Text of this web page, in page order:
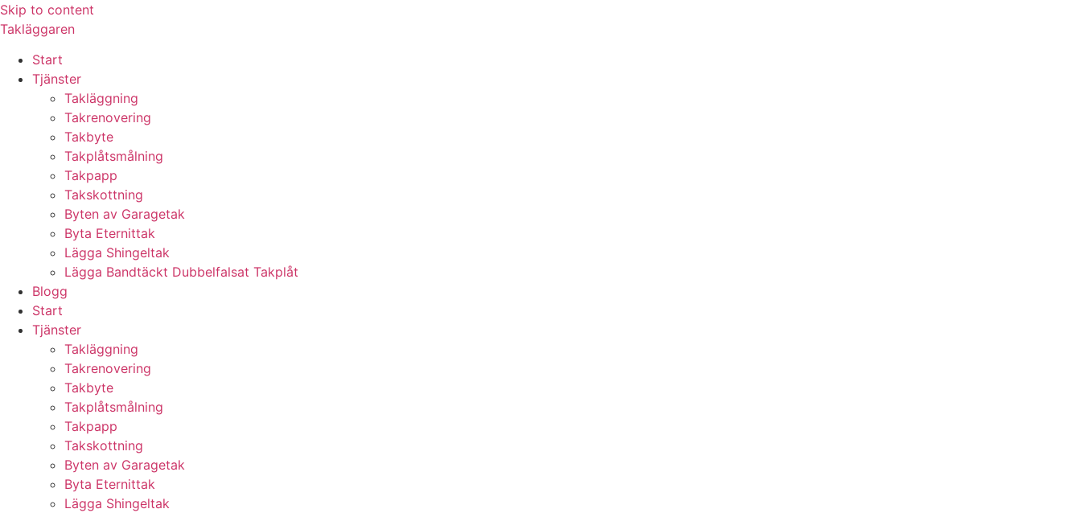
Skip to content
Takläggaren
Start
Tjänster
Takläggning
Takrenovering
Takbyte
Takplåtsmålning
Takpapp
Takskottning
Byten av Garagetak
Byta Eternittak
Lägga Shingeltak
Lägga Bandtäckt Dubbelfalsat Takplåt
Blogg
Start
Tjänster
Takläggning
Takrenovering
Takbyte
Takplåtsmålning
Takpapp
Takskottning
Byten av Garagetak
Byta Eternittak
Lägga Shingeltak